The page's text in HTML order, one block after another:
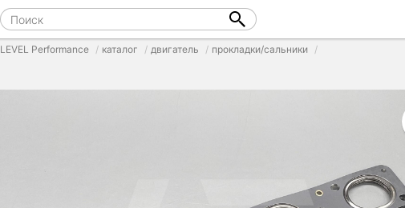
LEVEL Performance каталог двигатель прокладки/сальники